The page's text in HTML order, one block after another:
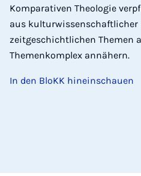
Komparativen Theologie
aus kulturwissenschaftlicher
zeitgeschichtlichen Themen
Themenkomplex annähern.
In den BloKK hineinschauen